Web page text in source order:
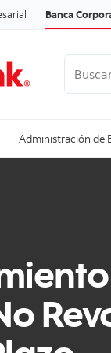
Banca
Administración de